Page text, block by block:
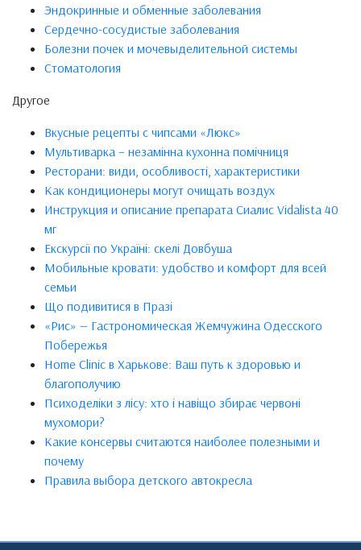
Эндокринные и обменные заболевания
Сердечно-сосудистые заболевания
Болезни почек и мочевыделительной системы
Стоматология
Другое
Вкусные рецепты с чипсами «Люкс»
Мультиварка – незамінна кухонна помічниця
Ресторани: види, особливості, характеристики
Как кондиционеры могут очищать воздух
Инструкция и описание препарата Сиалис Vidalista 40
мг
Екскурсії по Україні: скелі Довбуша
Мобильные кровати: удобство и комфорт для всей
семьи
Що подивитися в Празі
«Рис» — Гастрономическая Жемчужина Одесского
Побережья
Home Clinic в Харькове: Ваш путь к здоровью и
благополучию
Психоделіки з лісу: хто і навіщо збирає червоні
мухомори?
Какие консервы считаются наиболее полезными и
почему
Правила выбора детского автокресла